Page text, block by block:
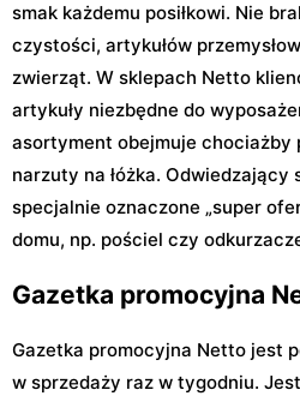
smak każdemu posiłkowi. Nie
czystości, artykułów
zwierząt. W sklepach Netto
artykuły niezbędne do
asortyment obejmuje chociażby
narzuty na łóżka.
specjalnie oznaczone „super
domu, np. pościel czy
Gazetka promocyjna
Gazetka promocyjna Netto jest
w sprzedaży raz w tygodniu.